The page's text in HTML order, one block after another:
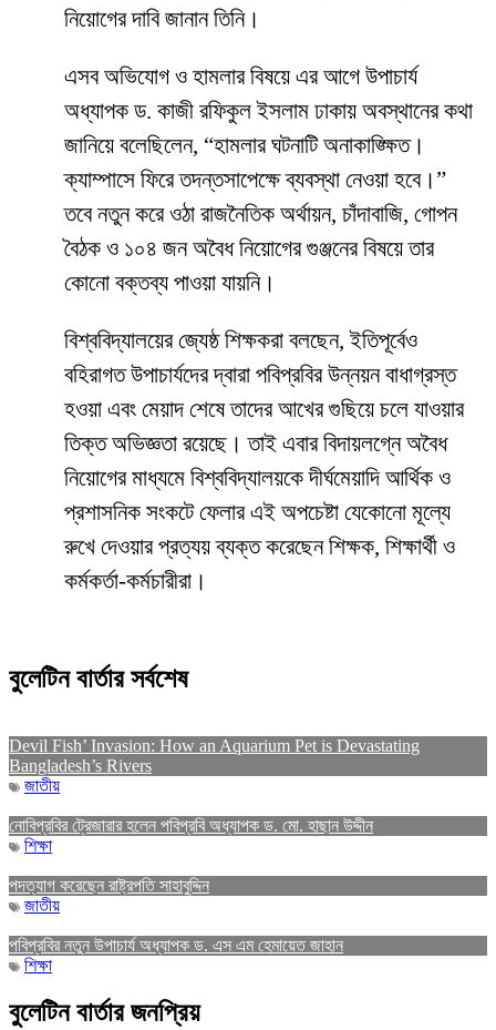
নিয়োগের দাবি জানান তিনি।
​এসব অভিযোগ ও হামলার বিষয়ে এর আগে উপাচার্য
অধ্যাপক ড. কাজী রফিকুল ইসলাম ঢাকায় অবস্থানের কথা
জানিয়ে বলেছিলেন, “হামলার ঘটনাটি অনাকাঙ্ক্ষিত।
ক্যাম্পাসে ফিরে তদন্তসাপেক্ষে ব্যবস্থা নেওয়া হবে।”
তবে নতুন করে ওঠা রাজনৈতিক অর্থায়ন, চাঁদাবাজি, গোপন
বৈঠক ও ১০৪ জন অবৈধ নিয়োগের গুঞ্জনের বিষয়ে তার
কোনো বক্তব্য পাওয়া যায়নি।
​বিশ্ববিদ্যালয়ের জ্যেষ্ঠ শিক্ষকরা বলছেন, ইতিপূর্বেও
বহিরাগত উপাচার্যদের দ্বারা পবিপ্রবির উন্নয়ন বাধাগ্রস্ত
হওয়া এবং মেয়াদ শেষে তাদের আখের গুছিয়ে চলে যাওয়ার
তিক্ত অভিজ্ঞতা রয়েছে। তাই এবার বিদায়লগ্নে অবৈধ
নিয়োগের মাধ্যমে বিশ্ববিদ্যালয়কে দীর্ঘমেয়াদি আর্থিক ও
প্রশাসনিক সংকটে ফেলার এই অপচেষ্টা যেকোনো মূল্যে
রুখে দেওয়ার প্রত্যয় ব্যক্ত করেছেন শিক্ষক, শিক্ষার্থী ও
কর্মকর্তা-কর্মচারীরা।
বুলেটিন বার্তার সর্বশেষ
Devil Fish’ Invasion: How an Aquarium Pet is Devastating
Bangladesh’s Rivers
জাতীয়
নোবিপ্রবির ট্রেজারার হলেন পবিপ্রবি অধ্যাপক ড. মো. হাছান উদ্দীন
শিক্ষা
পদত্যাগ করেছেন রাষ্ট্রপতি সাহাবুদ্দিন
জাতীয়
পবিপ্রবির নতুন উপাচার্য অধ্যাপক ড. এস এম হেমায়েত জাহান
শিক্ষা
বুলেটিন বার্তার জনপ্রিয়